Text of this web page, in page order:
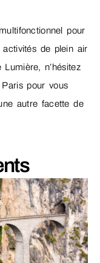
pour
de plein air
n’hésitez
pour vous
autre facette de